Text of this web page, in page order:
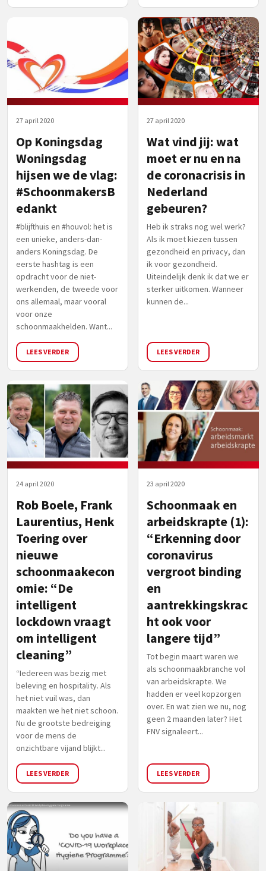
27 april 2020
Op Koningsdag
Woningsdag
hijsen we de vlag:
#SchoonmakersB
edankt
#blijfthuis en #houvol: het is
een unieke, anders-dan-
anders Koningsdag. De
eerste hashtag is een
opdracht voor de niet-
werkenden, de tweede voor
ons allemaal, maar vooral
voor onze
schoonmaakhelden. Want...
LEES VERDER
27 april 2020
Wat vind jij: wat
moet er nu en na
de coronacrisis in
Nederland
gebeuren?
Heb ik straks nog wel werk?
Als ik moet kiezen tussen
gezondheid en privacy, dan
ik voor gezondheid.
Uiteindelijk denk ik dat we er
sterker uitkomen. Wanneer
kunnen de...
LEES VERDER
24 april 2020
Rob Boele, Frank
Laurentius, Henk
Toering over
nieuwe
schoonmaakecon
omie: “De
intelligent
lockdown vraagt
om intelligent
cleaning”
“Iedereen was bezig met
beleving en hospitality. Als
het niet vuil was, dan
maakten we het niet schoon.
Nu de grootste bedreiging
voor de mens de
onzichtbare vijand blijkt...
LEES VERDER
23 april 2020
Schoonmaak en
arbeidskrapte (1):
“Erkenning door
coronavirus
vergroot binding
en
aantrekkingskrac
ht ook voor
langere tijd”
Tot begin maart waren we
als schoonmaakbranche vol
van arbeidskrapte. We
hadden er veel kopzorgen
over. En wat zien we nu, nog
geen 2 maanden later? Het
FNV signaleert...
LEES VERDER